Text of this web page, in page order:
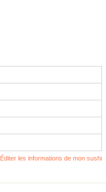
Éditer les informations de mon sushi